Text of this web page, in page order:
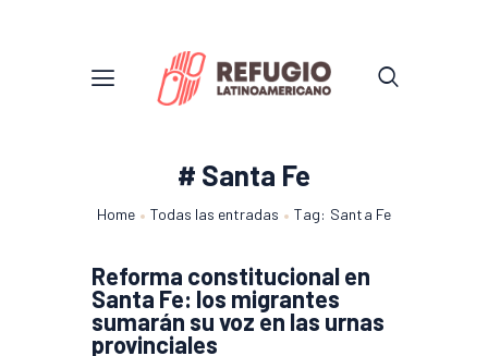
# Santa Fe
Home Todas las entradas Tag: Santa Fe
Reforma constitucional en
Santa Fe: los migrantes
sumarán su voz en las urnas
provinciales